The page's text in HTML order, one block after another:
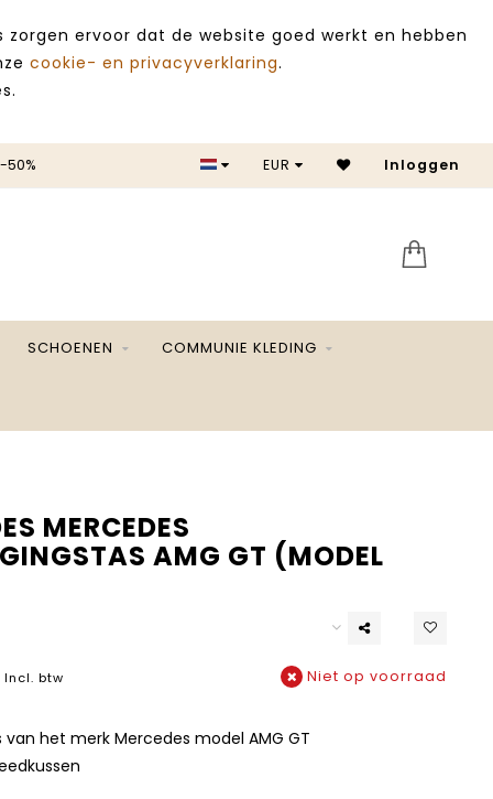
ervoor dat de website goed werkt en hebben
cookie- en privacyverklaring.
50% SALE
EUR Inloggen
SCHOENEN COMMUNIE KLEDING
MERCEDES
AMG GT (MODEL
Incl. btw Niet op voorraad
van het merk Mercedes model AMG GT